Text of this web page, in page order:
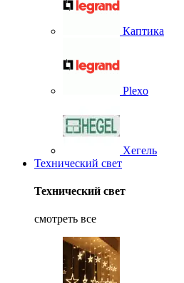
Каптика
Plexo
Хегель
Технический свет
Технический свет
смотреть все